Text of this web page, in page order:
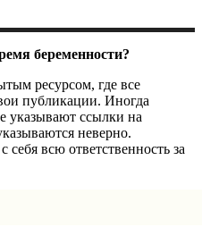
беременности?
ресурсом, где все
публикации. Иногда
указывают ссылки на
неверно.
всю ответственность за